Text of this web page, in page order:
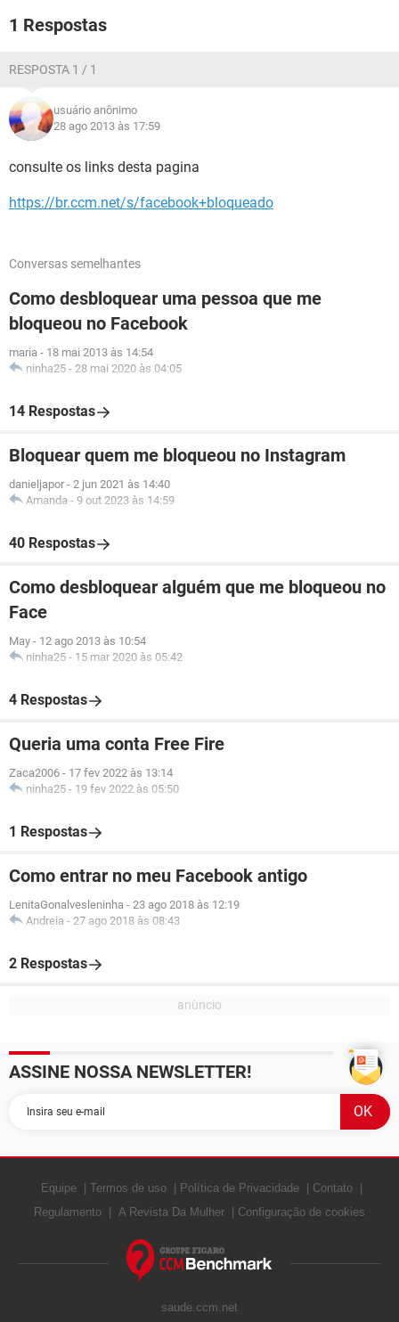
1 Respostas
RESPOSTA 1 / 1
usuário anônimo
28 ago 2013 às 17:59
consulte os links desta pagina
https://br.ccm.net/s/facebook+bloqueado
Conversas semelhantes
Como desbloquear uma pessoa que me
bloqueou no Facebook
maria - 18 mai 2013 às 14:54
ninha25 - 28 mai 2020 às 04:05
14 Respostas
Bloquear quem me bloqueou no Instagram
danieljapor - 2 jun 2021 às 14:40
Amanda - 9 out 2023 às 14:59
40 Respostas
Como desbloquear alguém que me bloqueou no
Face
May - 12 ago 2013 às 10:54
ninha25 - 15 mar 2020 às 05:42
4 Respostas
Queria uma conta Free Fire
Zaca2006 - 17 fev 2022 às 13:14
ninha25 - 19 fev 2022 às 05:50
1 Respostas
Como entrar no meu Facebook antigo
LenitaGonalvesleninha - 23 ago 2018 às 12:19
Andreia - 27 ago 2018 às 08:43
2 Respostas
ASSINE NOSSA NEWSLETTER!
Equipe Termos de uso Política de Privacidade
Contato
Regulamento
A Revista Da Mulher Configuração de cookies
saude.ccm.net